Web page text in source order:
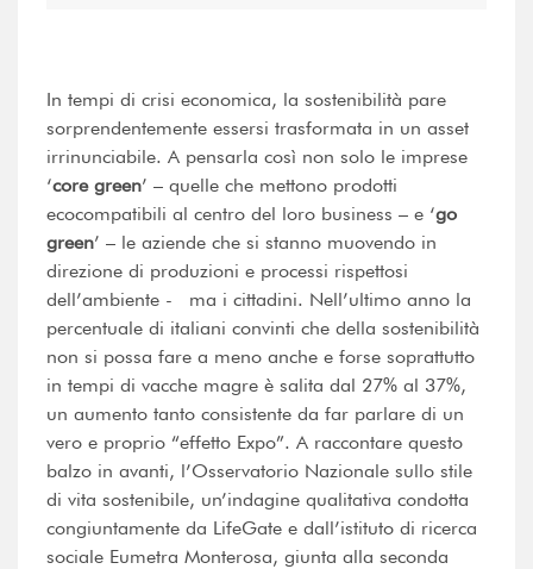
In tempi di crisi economica, la sostenibilità pare
sorprendentemente essersi trasformata in un asset
irrinunciabile. A pensarla così non solo le imprese
‘core green’ – quelle che mettono prodotti
ecocompatibili al centro del loro business – e ‘go
green’ – le aziende che si stanno muovendo in
direzione di produzioni e processi rispettosi
dell’ambiente - ma i cittadini. Nell’ultimo anno la
percentuale di italiani convinti che della sostenibilità
non si possa fare a meno anche e forse soprattutto
in tempi di vacche magre è salita dal 27% al 37%,
un aumento tanto consistente da far parlare di un
vero e proprio “effetto Expo”. A raccontare questo
balzo in avanti, l’Osservatorio Nazionale sullo stile
di vita sostenibile, un’indagine qualitativa condotta
congiuntamente da LifeGate e dall’istituto di ricerca
sociale Eumetra Monterosa, giunta alla seconda